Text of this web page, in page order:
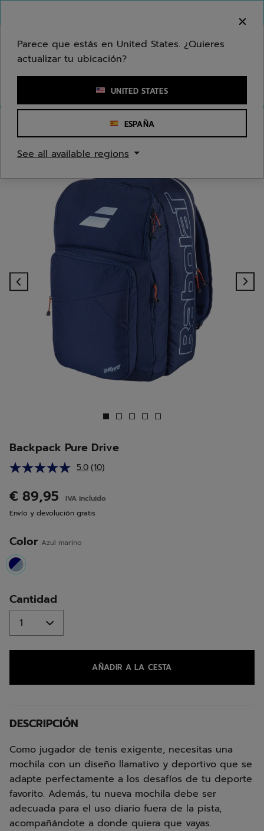
Ingresar una palabra clave o un número de artículo
Backpack Pure Drive
5.0 Lea
Enlace
en
la
(10)
€ 89,95
IVA incluido
Envío y devolución gratis
Color Azul marino
selected
Cantidad
AÑADIR A LA CESTA
DESCRIPCIÓN
Como jugador de tenis exigente, necesitas una
mochila con un diseño llamativo y deportivo que se
adapte perfectamente a los desafíos de tu deporte
favorito. Además, tu nueva mochila debe ser
adecuada para el uso diario fuera de la pista,
acompañándote a donde quiera que vayas.
Parece que estás en United States. ¿Quieres
actualizar tu ubicación?
UNITED STATES
ESPAÑA
See all available regions